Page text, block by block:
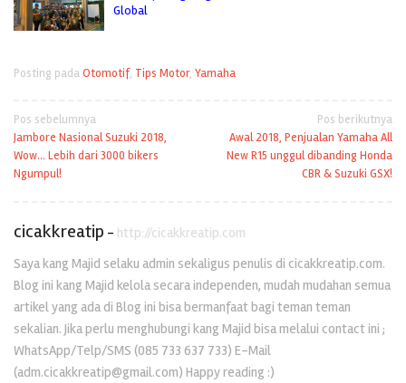
Global
Posting padaOtomotif, Tips Motor, Yamaha
Navigasi
pos
Pos sebelumnya
Jambore Nasional Suzuki 2018,
Wow… Lebih dari 3000 bikers
Ngumpul!
Pos berikutnya
Awal 2018, Penjualan Yamaha All
New R15 unggul dibanding Honda
CBR & Suzuki GSX!
cicakkreatip - http://cicakkreatip.com
Saya kang Majid selaku admin sekaligus penulis di cicakkreatip.com.
Blog ini kang Majid kelola secara independen, mudah mudahan semua
artikel yang ada di Blog ini bisa bermanfaat bagi teman teman
sekalian. Jika perlu menghubungi kang Majid bisa melalui contact ini ;
WhatsApp/Telp/SMS (085 733 637 733) E-Mail
(adm.cicakkreatip@gmail.com) Happy reading :)